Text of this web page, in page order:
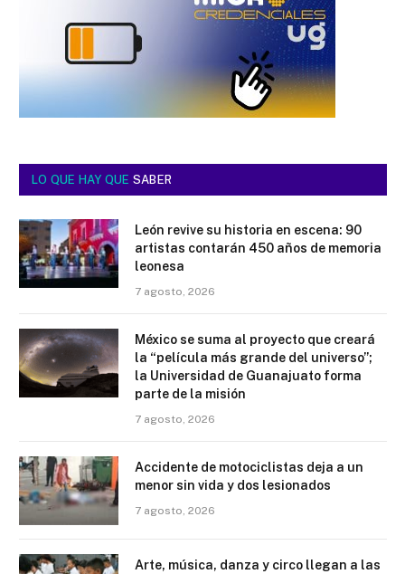
LO QUE HAY QUE SABER
León revive su historia en escena: 90
artistas contarán 450 años de memoria
leonesa
7 agosto, 2026
México se suma al proyecto que creará
la “película más grande del universo”;
la Universidad de Guanajuato forma
parte de la misión
7 agosto, 2026
Accidente de motociclistas deja a un
menor sin vida y dos lesionados
7 agosto, 2026
Arte, música, danza y circo llegan a las